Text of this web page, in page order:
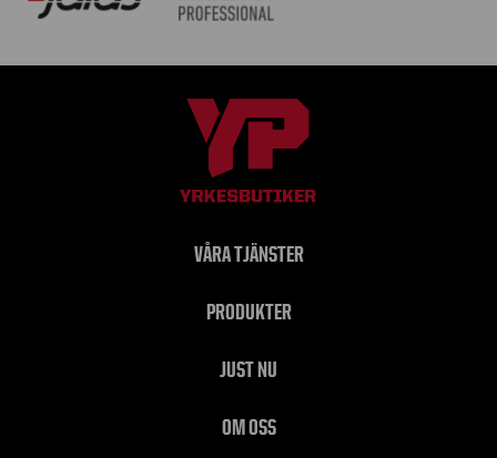
VÅRA TJÄNSTER
PRODUKTER
JUST NU
OM OSS